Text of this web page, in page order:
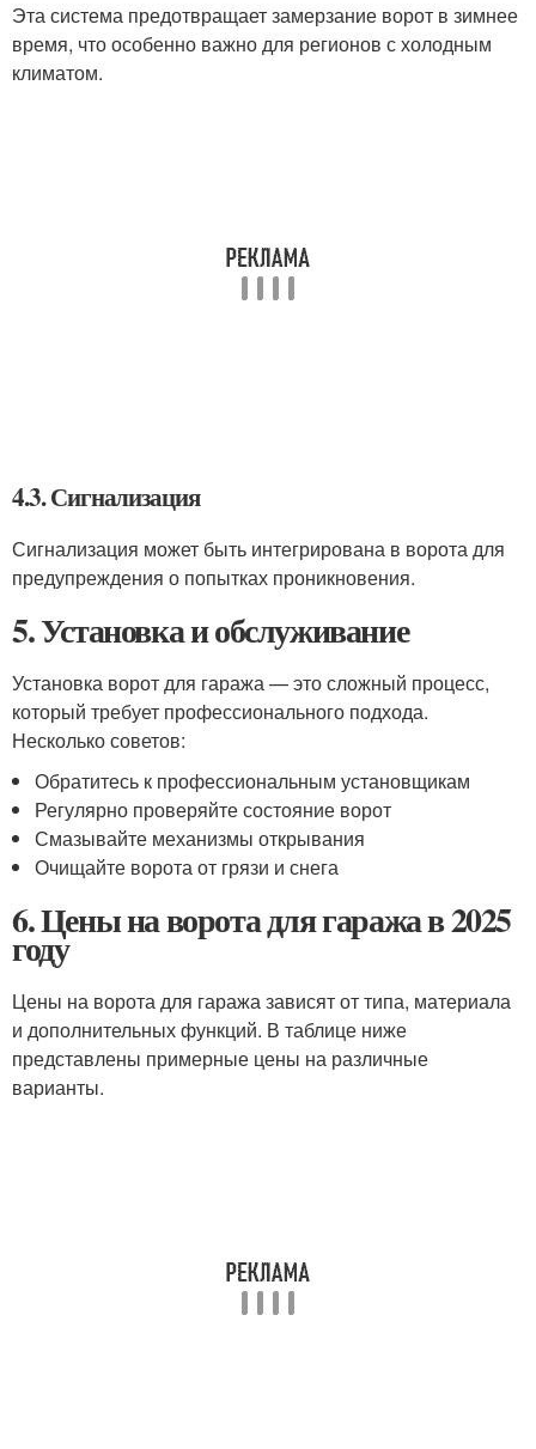
Эта система предотвращает замерзание ворот в зимнее
время, что особенно важно для регионов с холодным
климатом.
4.3. Сигнализация
Сигнализация может быть интегрирована в ворота для
предупреждения о попытках проникновения.
5. Установка и обслуживание
Установка ворот для гаража — это сложный процесс,
который требует профессионального подхода.
Несколько советов:
Обратитесь к профессиональным установщикам
Регулярно проверяйте состояние ворот
Смазывайте механизмы открывания
Очищайте ворота от грязи и снега
6. Цены на ворота для гаража в 2025
году
Цены на ворота для гаража зависят от типа, материала
и дополнительных функций. В таблице ниже
представлены примерные цены на различные
варианты.